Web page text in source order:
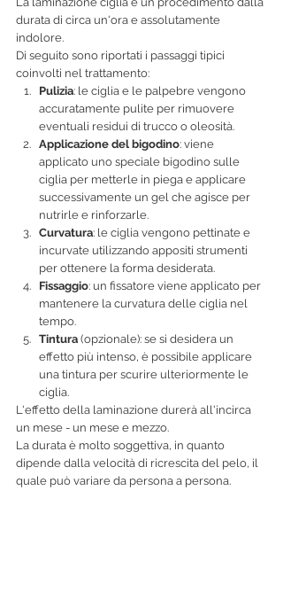
durata di circa un'ora e assolutamente
indolore.
Di seguito sono riportati i passaggi tipici
coinvolti nel trattamento:
Pulizia: le ciglia e le palpebre vengono
accuratamente pulite per rimuovere
eventuali residui di trucco o oleosità.
Applicazione del bigodino: viene
applicato uno speciale bigodino sulle
ciglia per metterle in piega e applicare
successivamente un gel che agisce per
nutrirle e rinforzarle.
Curvatura: le ciglia vengono pettinate e
incurvate utilizzando appositi strumenti
per ottenere la forma desiderata.
Fissaggio: un fissatore viene applicato per
mantenere la curvatura delle ciglia nel
tempo.
Tintura (opzionale): se si desidera un
effetto più intenso, è possibile applicare
una tintura per scurire ulteriormente le
ciglia.
L'effetto della laminazione durerà all'incirca
un mese - un mese e mezzo.
La durata è molto soggettiva, in quanto
dipende dalla velocità di ricrescita del pelo, il
quale può variare da persona a persona.